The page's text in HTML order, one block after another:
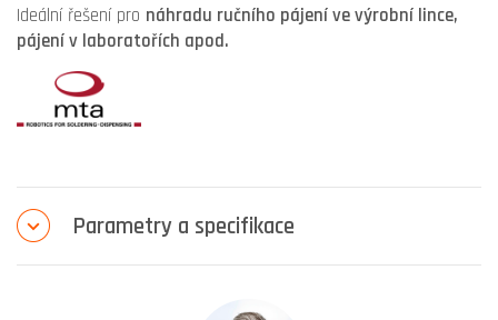
Ideální řešení pro náhradu ručního pájení ve výrobní lince,
pájení v laboratořích apod.
Parametry a specifikace